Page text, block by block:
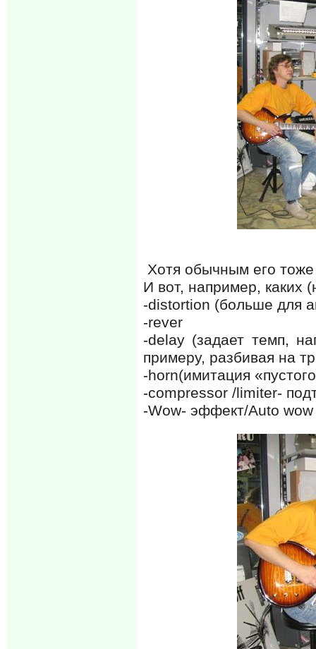
Хотя обычным его
И вот, например, каких
-distortion (больше для
-rever
-delay (задает темп,
примеру, разбивая на
-horn(имитация
-compressor /limiter-
-Wow- эффект/Auto wow